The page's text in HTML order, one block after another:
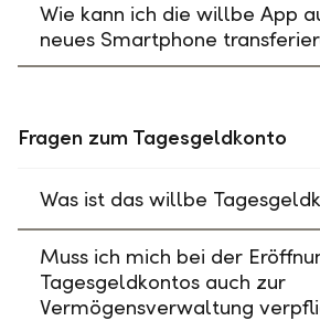
Wie kann ich die willbe App
neues Smartphone
Fragen zum Tagesgeldkonto
Was ist das willbe
Muss ich mich bei der
Tagesgeldkontos auch zur
Vermögensverwaltung